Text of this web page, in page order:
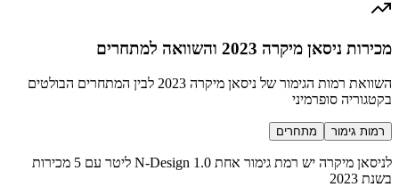
מכירות ניסאן מיקרה 2023 והשוואה למתחרים
השוואת רמות הגימור של ניסאן מיקרה 2023 לבין המתחרים הבולטים
בקטגוריה סופרמיני
רמות גימור מתחרים
לניסאן מיקרה יש רמת גימור אחת N-Design 1.0 ליטר עם 5 מכירות
בשנת 2023